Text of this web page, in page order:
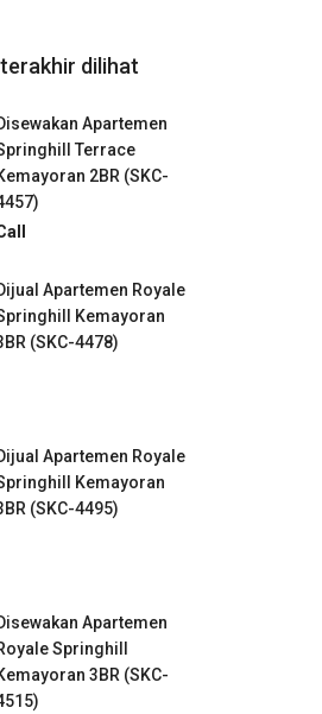
dilihat
Apartemen
Terrace
2BR (SKC-
Apartemen Royale
Kemayoran
(SKC-4478)
Apartemen Royale
Kemayoran
(SKC-4495)
Apartemen
Springhill
3BR (SKC-